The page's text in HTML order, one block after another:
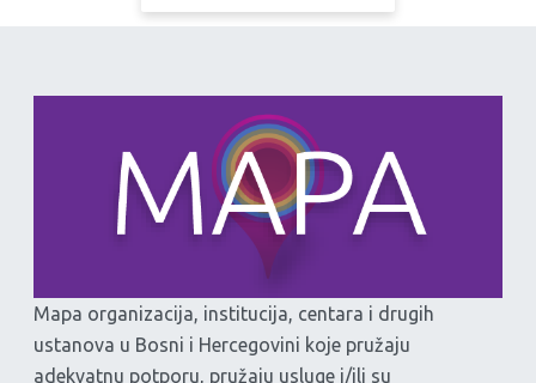
Mapa organizacija, institucija, centara i drugih
ustanova u Bosni i Hercegovini koje pružaju
adekvatnu potporu, pružaju usluge i/ili su